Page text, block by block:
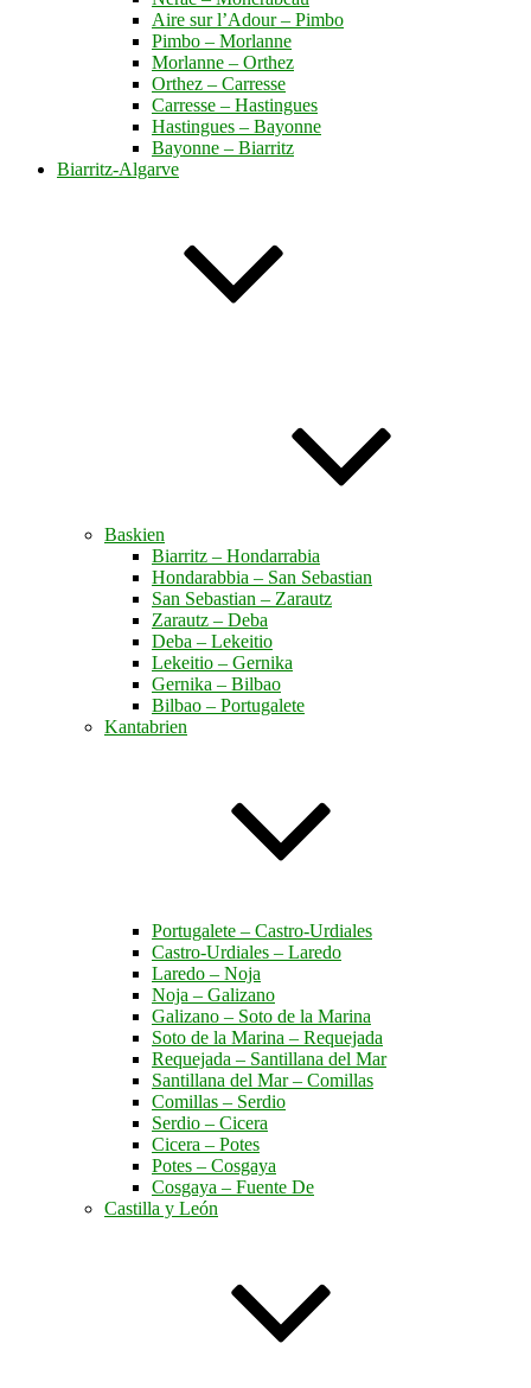
Aire sur l’Adour – Pimbo
Pimbo – Morlanne
Morlanne – Orthez
Orthez – Carresse
Carresse – Hastingues
Hastingues – Bayonne
Bayonne – Biarritz
Biarritz-Algarve
Baskien
Biarritz – Hondarrabia
Hondarabbia – San Sebastian
San Sebastian – Zarautz
Zarautz – Deba
Deba – Lekeitio
Lekeitio – Gernika
Gernika – Bilbao
Bilbao – Portugalete
Kantabrien
Portugalete – Castro-Urdiales
Castro-Urdiales – Laredo
Laredo – Noja
Noja – Galizano
Galizano – Soto de la Marina
Soto de la Marina – Requejada
Requejada – Santillana del Mar
Santillana del Mar – Comillas
Comillas – Serdio
Serdio – Cicera
Cicera – Potes
Potes – Cosgaya
Cosgaya – Fuente De
Castilla y León